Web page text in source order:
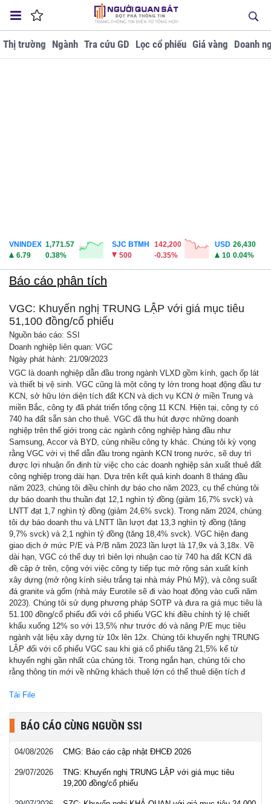
Thị trường Ngành Tra cứu GD Lọc cổ phiếu Giá vàng Doanh
VNINDEX 1,771.57
6.79
0.38%
SJC BTMH
142,200
500
-0.35%
USD 26,430
10 0.04%
Báo cáo phân tích
VGC: Khuyến nghị TRUNG LẬP với giá mục tiêu
51,100 đồng/cổ phiếu
Nguồn báo cáo: SSI
Doanh nghiệp liên quan: VGC
Ngày phát hành: 21/09/2023
VGC là doanh nghiệp dẫn đầu trong ngành VLXD gồm kính, gạch ốp lát
và thiết bị vệ sinh. VGC cũng là một công ty lớn trong hoạt động đầu tư
KCN, sở hữu lớn diện tích đất KCN và dịch vụ KCN ở miền Trung và
miền Bắc, công ty đã phát triển tổng cộng 11 KCN. Hiện tại, công ty có
740 ha đất sẵn sàn cho thuê. VGC đã thu hút được những doanh
nghiệp trên thế giới trong các ngành công nghiệp hàng đầu như
Samsung, Accor và BYD, cùng nhiều công ty khác. Chúng tôi kỳ vọng
rằng VGC với vị thế dẫn đầu trong ngành KCN trong nước, sẽ duy trì
được lợi nhuận ổn định từ việc cho các doanh nghiệp sản xuất thuê đất
công nghiệp trong dài hạn. Dựa trên kết quả kinh doanh 8 tháng đầu
năm 2023, chúng tôi điều chỉnh dự báo cho năm 2023, cụ thể chúng tôi
dự báo doanh thu thuần đạt 12,1 nghìn tỷ đồng (giảm 16,7% svck) và
LNTT đạt 1,7 nghìn tỷ đồng (giảm 24,6% svck). Trong năm 2024, chúng
tôi dự báo doanh thu và LNTT lần lượt đạt 13,3 nghìn tỷ đồng (tăng
9,7% svck) và 2,1 nghìn tỷ đồng (tăng 18,4% svck). VGC hiện đang
giao dịch ở mức P/E và P/B năm 2023 lần lượt là 17,9x và 3,18x. Về
dài hạn, VGC có thể duy trì biên lợi nhuận cao từ 740 ha đất KCN đã
đề cập ở trên, cộng với việc công ty tiếp tục mở rộng sản xuất kính
xây dựng (mở rộng kính siêu trắng tại nhà máy Phú Mỹ), và công suất
đá granite và gốm (nhà máy Eurotile sẽ đi vào hoạt động vào cuối năm
2023). Chúng tôi sử dụng phương pháp SOTP và đưa ra giá mục tiêu là
51.100 đồng/cổ phiếu đối với cổ phiếu VGC khi điều chỉnh tỷ lệ chiết
khấu xuống 12% so với 13,5% như trước đó và nâng P/E mục tiêu
ngành vật liệu xây dựng từ 10x lên 12x. Chúng tôi khuyến nghị TRUNG
LẬP đối với cổ phiếu VGC sau khi giá cổ phiếu tăng 21,5% kể từ
khuyến nghị gần nhất của chúng tôi. Trong ngắn hạn, chúng tôi cho
rằng thông tin mới về những khách thuê lớn có thể thuê diện tích đ
Tải File
BÁO CÁO CÙNG NGUỒN SSI
04/08/2026 CMG: Báo cáo cập nhật ĐHCĐ 2026
29/07/2026
TNG: Khuyến nghị TRUNG LẬP với giá mục tiêu
19,200 đồng/cổ phiếu